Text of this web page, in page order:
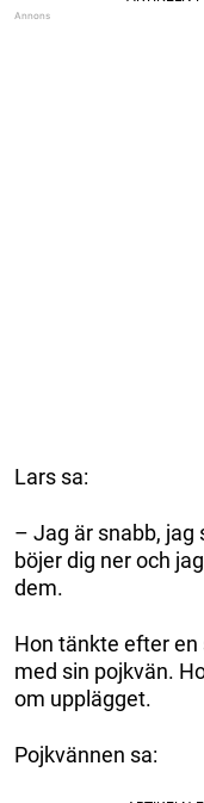
Lars sa:
– Jag är snabb, jag
böjer dig ner och
dem.
Hon tänkte efter
med sin pojkvän.
om upplägget.
Pojkvännen sa: